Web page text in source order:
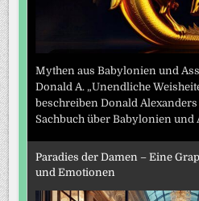
Mythen aus Babylonien und
Donald A. „Unendliche
beschreiben Donald
Sachbuch über Babylonien und
Paradies der Damen – Eine
und Emotionen